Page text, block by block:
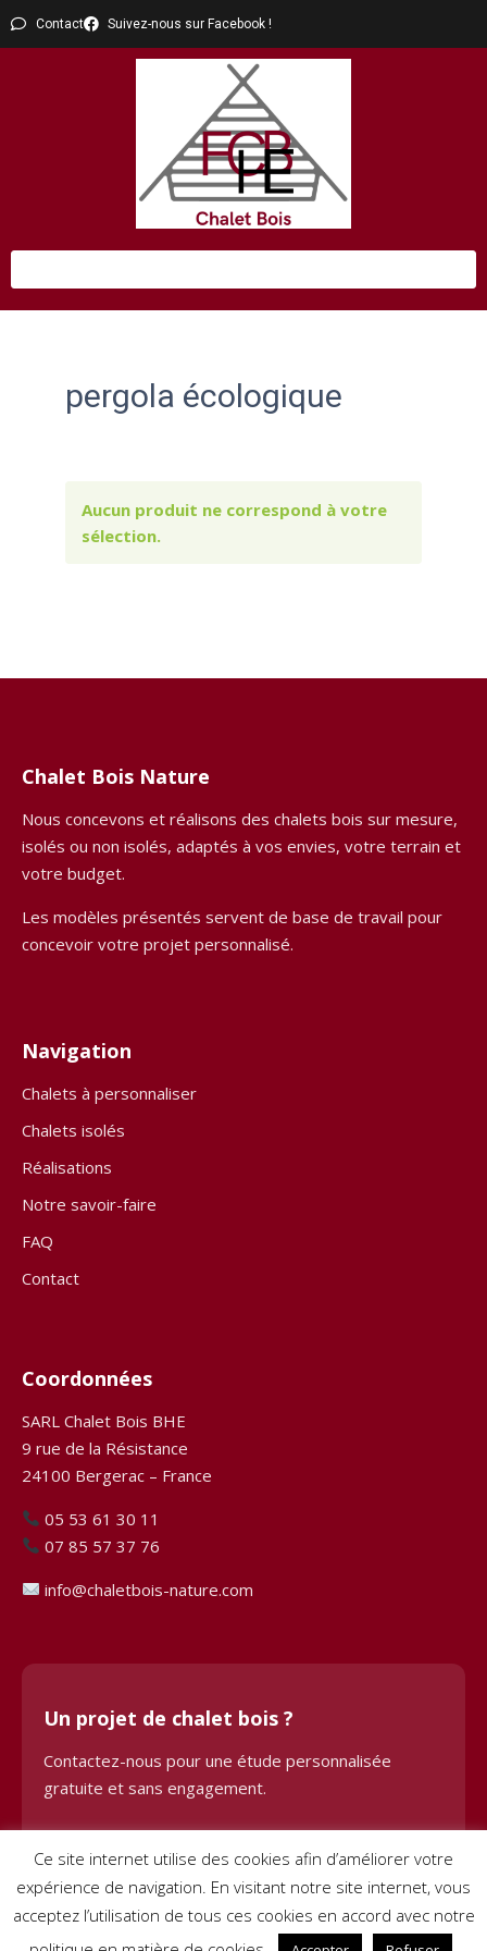
Contact Suivez-nous sur Facebook !
pergola écologique
Aucun produit ne correspond à votre
sélection.
Chalet Bois Nature
Nous concevons et réalisons des chalets bois sur mesure,
isolés ou non isolés, adaptés à vos envies, votre terrain et
votre budget.
Les modèles présentés servent de base de travail pour
concevoir votre projet personnalisé.
Navigation
Chalets à personnaliser
Chalets isolés
Réalisations
Notre savoir-faire
FAQ
Contact
Coordonnées
SARL Chalet Bois BHE
9 rue de la Résistance
24100 Bergerac – France
05 53 61 30 11
07 85 57 37 76
info@chaletbois-nature.com
Un projet de chalet bois ?
Contactez-nous pour une étude personnalisée
gratuite et sans engagement.
Demander une étude
Ce site internet utilise des cookies afin d’améliorer votre
expérience de navigation. En visitant notre site internet, vous
acceptez l’utilisation de tous ces cookies en accord avec notre